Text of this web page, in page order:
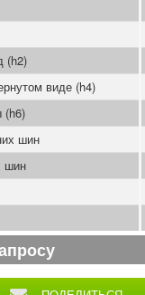
(h2)
виде (h4)
(h6)
шин
шин